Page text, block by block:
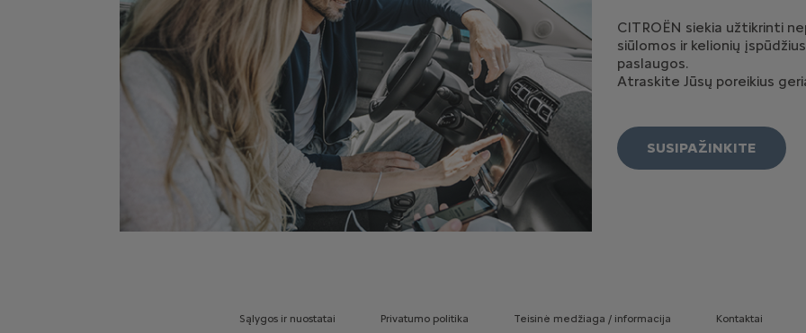
CITROËN siekia užtikrinti
siūlomos ir kelionių
paslaugos.
Atraskite Jūsų poreikius
SUSIPAŽINKITE
Kontaktai
Teisinė medžiaga / informacija
Privatumo politika
Sąlygos ir nuostatai